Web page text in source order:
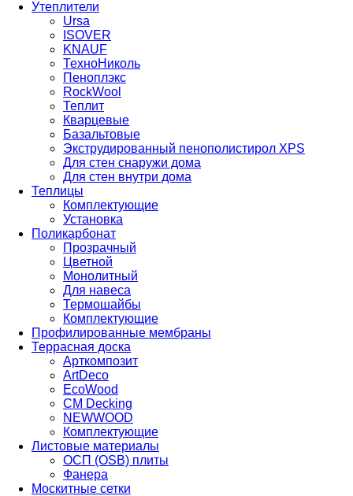
Утеплители
Ursa
ISOVER
KNAUF
ТехноНиколь
Пеноплэкс
RockWool
Теплит
Кварцевые
Базальтовые
Экструдированный пенополистирол XPS
Для стен снаружи дома
Для стен внутри дома
Теплицы
Комплектующие
Установка
Поликарбонат
Прозрачный
Цветной
Монолитный
Для навеса
Термошайбы
Комплектующие
Профилированные мембраны
Террасная доска
Арткомпозит
ArtDeco
EcoWood
CM Decking
NEWWOOD
Комплектующие
Листовые материалы
ОСП (OSB) плиты
Фанера
Москитные сетки